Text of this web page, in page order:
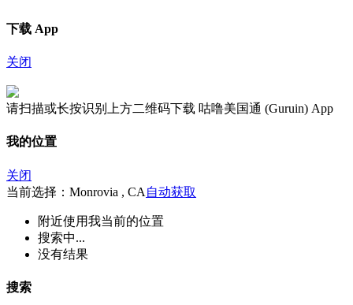
下载 App
关闭
请扫描或长按识别上方二维码下载 咕噜美国通 (Guruin) App
我的位置
关闭
当前选择：Monrovia , CA 自动获取
附近使用我当前的位置
搜索中...
没有结果
搜索